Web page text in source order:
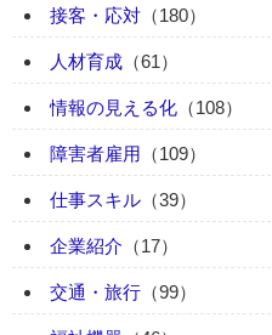
接客・応対 （180）
人材育成 （61）
情報の見える化 （108）
障害者雇用 （109）
仕事スキル （39）
企業紹介 （17）
交通・旅行 （99）